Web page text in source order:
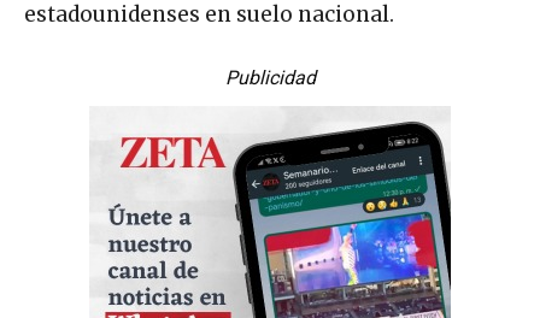
estadounidenses en suelo nacional.
Publicidad